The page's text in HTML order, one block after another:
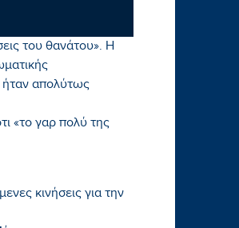
κύρωσή τους στη
μνήμης
του θανάτου». Η
ήταν απολύτως
«το γαρ πολύ της
κινήσεις για την